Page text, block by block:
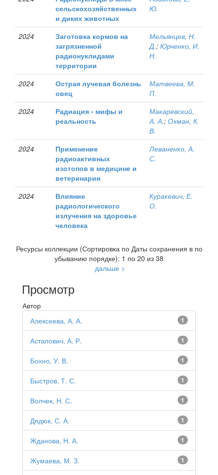
сельскохозяйственных
и диких животных
Ю.
2024
Заготовка кормов на
загрязненной
радионуклидами
территории
Мельянцев, Н.
Д.; Юрченко, И.
Н.
2024
Острая лучевая болезнь
овец
Матвеева, М.
П.
2024
Радиация - мифы и
реальность
Макаревский,
А. А.; Охман, К.
В.
2024
Применение
радиоактивных
изотопов в медицине и
ветеринарии
Леваненко, А.
С.
2024
Влияние
радиологического
излучения на здоровье
человека
Куракевич, Е.
О.
Ресурсы коллекции (Сортировка по Даты сохранения в по
убыванию порядке): 1 по 20 из 38
дальше >
Просмотр
Автор
1
Алексеева, А. А.
1
Астапович, А. Р.
1
Бохно, У. В.
1
Быстров, Т. С.
1
Волчек, Н. С.
1
Дядюк, С. А.
1
Жданова, Н. А.
1
Жумаева, М. З.